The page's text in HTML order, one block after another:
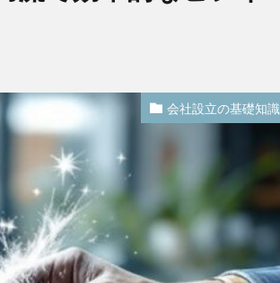
会社設立の基礎知識